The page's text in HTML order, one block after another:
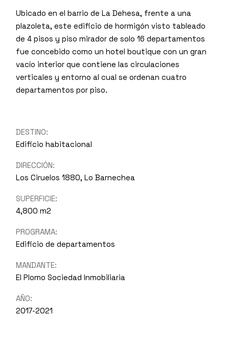
Ubicado en el barrio de La Dehesa, frente a una
plazoleta, este edificio de hormigón visto tableado
de 4 pisos y piso mirador de solo 16 departamentos
fue concebido como un hotel boutique con un gran
vacío interior que contiene las circulaciones
verticales y entorno al cual se ordenan cuatro
departamentos por piso.
DESTINO:
Edificio habitacional
DIRECCIÓN:
Los Ciruelos 1880, Lo Barnechea
SUPERFICIE:
4,800 m2
PROGRAMA:
Edificio de departamentos
MANDANTE:
El Plomo Sociedad Inmobiliaria
AÑO:
2017-2021